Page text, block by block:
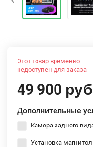
Этот товар временно
недоступен для заказа
49 900 руб.
Дополнительные
Камера заднего
Установка